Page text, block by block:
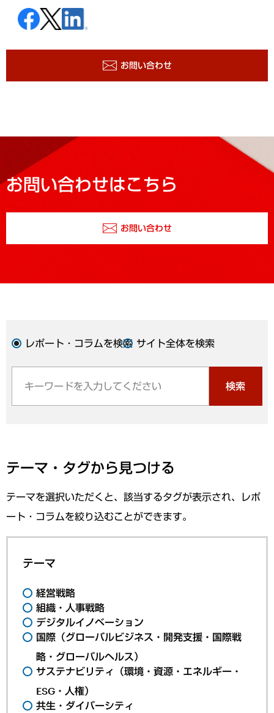
お問い合わせ
お問い合わせはこちら
お問い合わせ
レポート・コラムを検索 サイト全体を検索
検索
テーマ・タグから見つける
テーマを選択いただくと、該当するタグが表示され、レポ
ート・コラムを絞り込むことができます。
テーマ
経営戦略
組織・人事戦略
デジタルイノベーション
国際（グローバルビジネス・開発支援・国際戦
略・グローバルヘルス）
サステナビリティ（環境・資源・エネルギー・
ESG・人権）
共生・ダイバーシティ